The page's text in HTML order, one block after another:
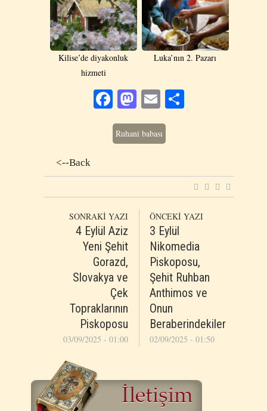
Kilise’de diyakonluk
hizmeti
Luka’nın 2. Pazarı
Facebook
Mastodon
Email
Ruhani babası
<--Back
SONRAKİ YAZI
4 Eylül Aziz
Yeni Şehit
Gorazd,
Slovakya ve
Çek
Topraklarının
Piskoposu
03/09/2025 - 01:00
ÖNCEKİ YAZI
3 Eylül
Nikomedia
Piskoposu,
Şehit Ruhban
Anthimos ve
Onun
Beraberindekiler
02/09/2025 - 01:50